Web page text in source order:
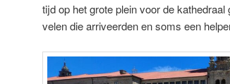
tijd op het grote plein voor de
velen die arriveerden en soms een